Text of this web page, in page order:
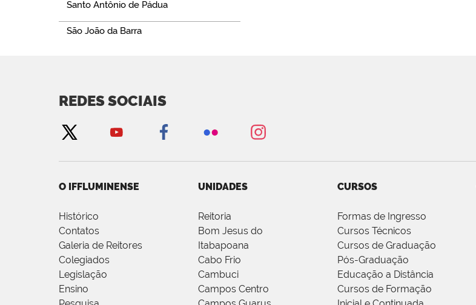
Santo Antônio de Pádua
São João da Barra
REDES SOCIAIS
O IFFLUMINENSE
Histórico
Contatos
Galeria de Reitores
Colegiados
Legislação
Ensino
UNIDADES
Reitoria
Bom Jesus do
Itabapoana
Cabo Frio
Cambuci
Campos Centro
CURSOS
Formas de Ingresso
Cursos Técnicos
Cursos de Graduação
Pós-Graduação
Educação a Distância
Cursos de Formação